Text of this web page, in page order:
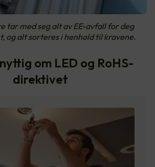
tar med seg alt av EE-avfall for deg
og alt sorteres i henhold til kravene.
om LED og RoHS-
direktivet